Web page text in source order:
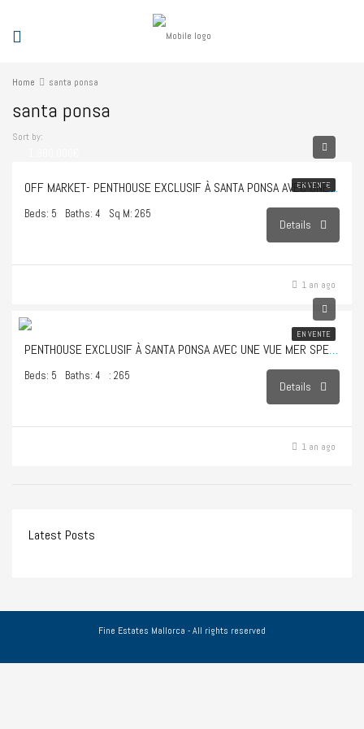
Home santa ponsa
santa ponsa
Sort by:
EN VENTEOFF MARKET- PENTHOUSE EXCLUSIF À SANTA PONSA AVEC UNE VUE MER SPECTACULAIRE
Beds: 5 Baths: 4 Sq M: 265
Details
1 an ago
EN VENTE
1.980.000€
PENTHOUSE EXCLUSIF À SANTA PONSA AVEC UNE VUE MER SPECTACULAIRE
Beds: 5 Baths: 4 : 265
Details
1 an ago
Latest Posts
Fine Estates Mallorca - All rights reserved